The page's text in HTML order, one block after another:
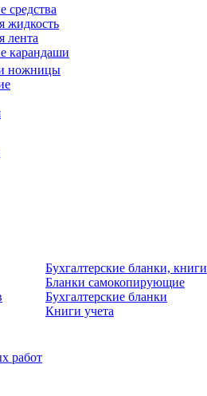
средства
жидкость
лента
карандаши
ножницы
Бухгалтерские бланки, книги
Бланки самокопирующие
Бухгалтерские бланки
Книги учета
работ